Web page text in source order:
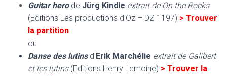
Guitar herode Jürg Kindle extrait de On the Rocks
(Editions Les productions d’Oz – DZ 1197) > Trouver
la partition
ou
Danse des lutinsd’Erik Marchélie extrait de Galibert
et les lutins(Editions Henry Lemoine) > Trouver la